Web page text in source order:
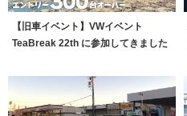
【旧車イベント】VWイベント
TeaBreak 22th に参加してきました